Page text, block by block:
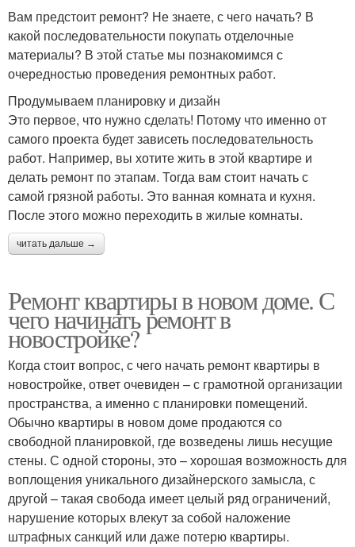
Вам предстоит ремонт? Не знаете, с чего начать? В
какой последовательности покупать отделочные
материалы? В этой статье мы познакомимся с
очередностью проведения ремонтных работ.
Продумываем планировку и дизайн
Это первое, что нужно сделать! Потому что именно от
самого проекта будет зависеть последовательность
работ. Например, вы хотите жить в этой квартире и
делать ремонт по этапам. Тогда вам стоит начать с
самой грязной работы. Это ванная комната и кухня.
После этого можно переходить в жилые комнаты.
читать дальше →
Ремонт квартиры в новом доме. С
чего начинать ремонт в
новостройке?
Когда стоит вопрос, с чего начать ремонт квартиры в
новостройке, ответ очевиден – с грамотной организации
пространства, а именно с планировки помещений.
Обычно квартиры в новом доме продаются со
свободной планировкой, где возведены лишь несущие
стены. С одной стороны, это – хорошая возможность для
воплощения уникального дизайнерского замысла, с
другой – такая свобода имеет целый ряд ограничений,
нарушение которых влекут за собой наложение
штрафных санкций или даже потерю квартиры.